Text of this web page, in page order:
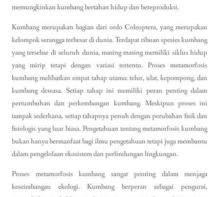
memungkinkan kumbang bertahan hidup dan bereproduksi.
Kumbang merupakan bagian dari ordo Coleoptera, yang merupakan
kelompok serangga terbesar di dunia. Terdapat ribuan spesies kumbang
yang tersebar di seluruh dunia, masing-masing memiliki siklus hidup
yang mirip tetapi dengan variasi tertentu. Proses metamorfosis
kumbang melibatkan empat tahap utama: telur, ulat, kepompong, dan
kumbang dewasa. Setiap tahap ini memiliki peran penting dalam
pertumbuhan dan perkembangan kumbang. Meskipun proses ini
tampak sederhana, setiap tahapnya penuh dengan perubahan fisik dan
fisiologis yang luar biasa. Pengetahuan tentang metamorfosis kumbang
bukan hanya bermanfaat bagi ilmu pengetahuan tetapi juga membantu
dalam pengelolaan ekosistem dan perlindungan lingkungan.
Proses metamorfosis kumbang sangat penting dalam menjaga
keseimbangan ekologi. Kumbang berperan sebagai pengurai,